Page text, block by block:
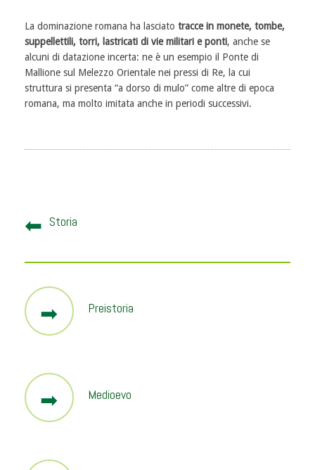
La dominazione romana ha lasciato tracce in monete, tombe,
suppellettili, torri, lastricati di vie militari e ponti, anche se
alcuni di datazione incerta: ne è un esempio il Ponte di
Mallione sul Melezzo Orientale nei pressi di Re, la cui
struttura si presenta “a dorso di mulo” come altre di epoca
romana, ma molto imitata anche in periodi successivi.
Storia
Preistoria
Medioevo